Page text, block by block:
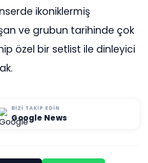
ikoniklermiş
ve grubun tarihinde çok
özel bir setlist ile dinleyici
BIZI TAKIP EDIN
Google News